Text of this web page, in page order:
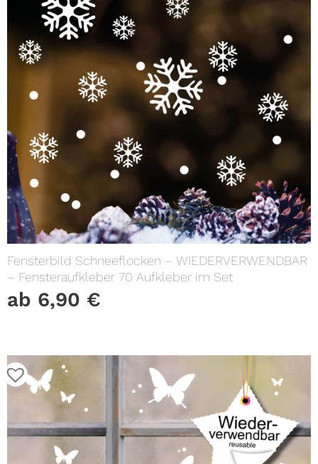
Fensterbild Schneeflocken – WIEDERVERWENDBAR
– Fensteraufkleber 70 Aufkleber im Set
ab 6,90 €